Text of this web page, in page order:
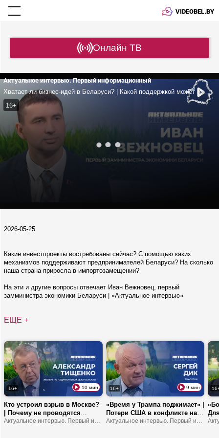
VIDEOBEL.BY
Онлайн ТВ
Актуальное интервью. Первый информационный
Хватает ли бизнес-идей в Беларуси? | Какой поддержкой может воспользоваться предприниматель? | Какие успехи в импортозамещении?
16+
2026-05-25
Какие инвестпроекты востребованы сейчас? С помощью каких
механизмов поддерживают предпринимателей Беларуси? На сколько
наша страна приросла в импортозамещении?
На эти и другие вопросы отвечает Иван Вежновец, первый
замминистра экономики Беларуси | «Актуальное интервью»
ЕЩЕ +
16+ 10 мин
Кто устроил взрыв в Москве?
| Почему не проводятся
выборы в Украине? |
16+ 9 мин
«Время у Трампа поджимает» |
Потери США в конфликте на
Ближнем Востоке | Европа
от